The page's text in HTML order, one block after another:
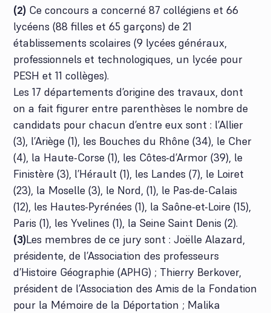
(2) Ce concours a concerné 87 collégiens et 66
lycéens (88 filles et 65 garçons) de 21
établissements scolaires (9 lycées généraux,
professionnels et technologiques, un lycée pour
PESH et 11 collèges).
Les 17 départements d’origine des travaux, dont
on a fait figurer entre parenthèses le nombre de
candidats pour chacun d’entre eux sont : l’Allier
(3), l’Ariège (1), les Bouches du Rhône (34), le Cher
(4), la Haute-Corse (1), les Côtes-d’Armor (39), le
Finistère (3), l’Hérault (1), les Landes (7), le Loiret
(23), la Moselle (3), le Nord, (1), le Pas-de-Calais
(12), les Hautes-Pyrénées (1), la Saône-et-Loire (15),
Paris (1), les Yvelines (1), la Seine Saint Denis (2).
(3)Les membres de ce jury sont : Joëlle Alazard,
présidente, de l’Association des professeurs
d’Histoire Géographie (APHG) ; Thierry Berkover,
président de l’Association des Amis de la Fondation
pour la Mémoire de la Déportation ; Malika